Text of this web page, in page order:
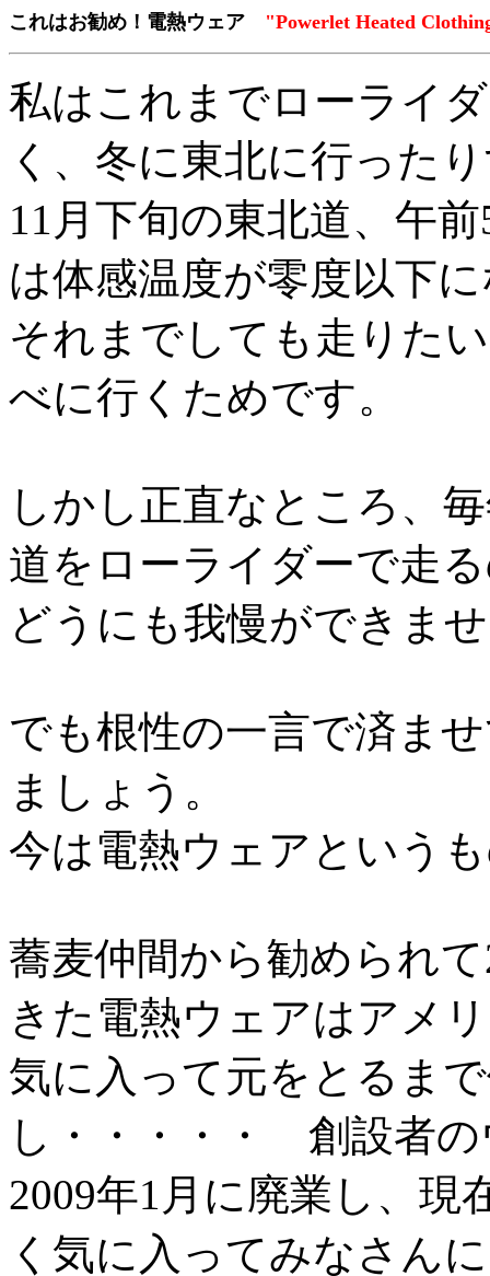
これはお勧め！電熱ウェア "Powerlet Heated
私はこれまでローライ
く、冬に東北に行った
11月下旬の東北道、午
は体感温度が零度以下
それまでしても走りた
べに行くためです。
しかし正直なところ、
道をローライダーで走
どうにも我慢ができま
でも根性の一言で済ま
ましょう。
今は電熱ウェアという
蕎麦仲間から勧められ
きた電熱ウェアはアメ
気に入って元をとるま
し・・・・・ 創設者
2009年1月に廃業し、
く気に入ってみなさん